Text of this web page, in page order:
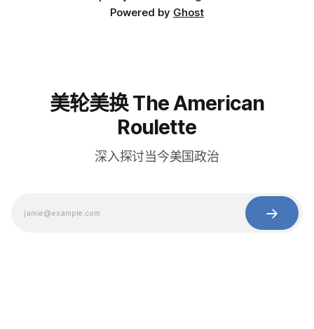
Powered by Ghost
美轮美换 The American
Roulette
深入探讨当今美国政治